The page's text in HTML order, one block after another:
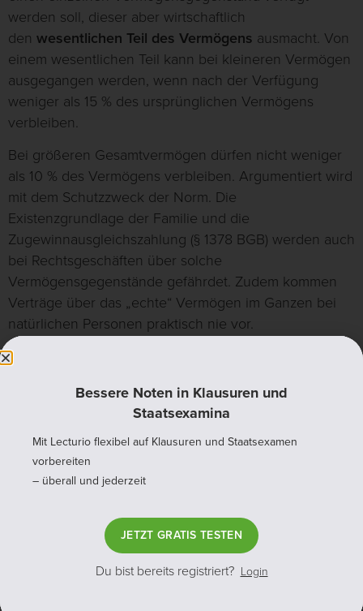
werden soll, dieser aber wirtschaftlich
den wesentlichen Teil des Vermögens ausmacht. Von
einem wesentlichen Teil kann bei kleineren Vermögen
ausgegangen werden, wenn nach der Verfügung
weniger als 15 % des ursprünglichen Vermögens
verbleiben.
Bei größeren Gesamtvermögen dürfen nicht weniger
als 10 % des Vermögens verbleiben. Argumentiert wird
mit dem Schutzzweck der Norm. Die
Existenzgrundlage der Familie und die
Zugewinnausgleichszahlung (§ 1378 BGB) werden auch
bei Rechtsgeschäften über solche
Vermögensgegenstände gefährdet. Zudem kommen
Verträge über das „echte“ Vermögen im Ganzen bei
natürlichen Personen praktisch nie vor.
Dieser Ansicht ist zu Folgen. Im Beispiel würde somit
des Grundstücks vorliegen.
Bessere Noten in Klausuren und
Staatsexamina
Mit Lecturio flexibel auf Klausuren und Staatsexamen
vorbereiten
– überall und jederzeit
JETZT GRATIS TESTEN
Du bist bereits registriert? Login